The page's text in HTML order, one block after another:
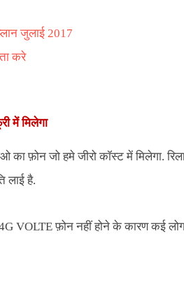
जुलाई 2017
करे
में मिलेगा
का फ़ोन जो हमे जीरो कॉस्ट में मिलेगा.
लाई है.
VOLTE फ़ोन नहीं होने के कारण कई